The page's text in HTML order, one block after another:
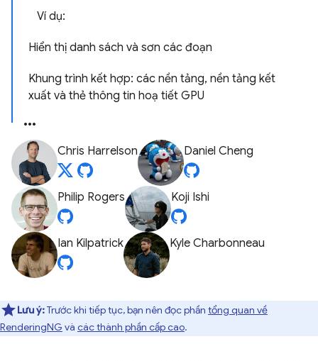
Ví dụ:
Hiển thị danh sách và sơn các đoạn
Khung trình kết hợp: các nền tảng, nền tảng kết
xuất và thẻ thông tin hoạ tiết GPU
Chris Harrelson Daniel Cheng
Philip Rogers Koji Ishi
Ian Kilpatrick Kyle Charbonneau
Lưu ý:Trước khi tiếp tục, bạn nên đọc phần tổng quan về
RenderingNG và các thành phần cấp cao.